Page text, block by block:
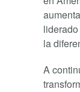
la
A